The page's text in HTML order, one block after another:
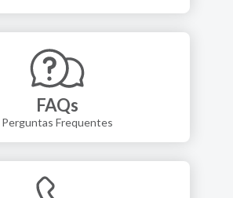
FAQs
Perguntas Frequentes